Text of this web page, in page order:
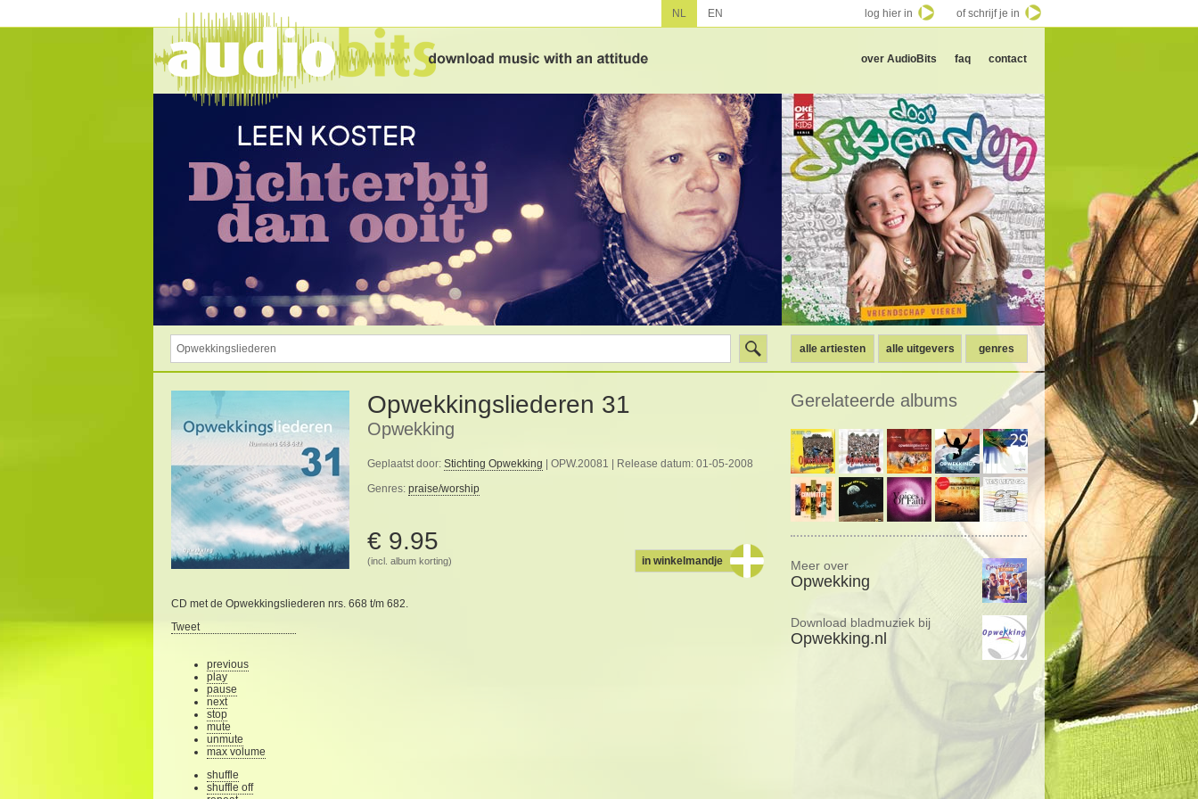
over AudioBits faq contact
alle artiesten alle uitgevers genres
Opwekkingsliederen 31
Opwekking
Geplaatst door: Stichting Opwekking | OPW.20081 | Release datum: 01-05-2008
Genres: praise/worship
€ 9.95
(incl. album korting) in winkelmandje
CD met de Opwekkingsliederen nrs. 668 t/m 682.
Tweet
previous
play
pause
next
stop
mute
unmute
max volume
shuffle
shuffle off
Gerelateerde albums
Meer over
Opwekking
Download bladmuziek bij
Opwekking.nl
NL EN log hier in of schrijf je in